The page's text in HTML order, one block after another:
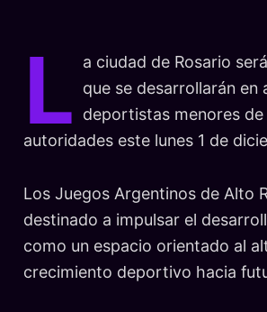
L
a ciudad de Rosario
que se desarrollarán en
deportistas menores
autoridades este lunes 1 de
Los Juegos Argentinos de Alto
destinado a impulsar el
como un espacio orientado al
crecimiento deportivo hacia